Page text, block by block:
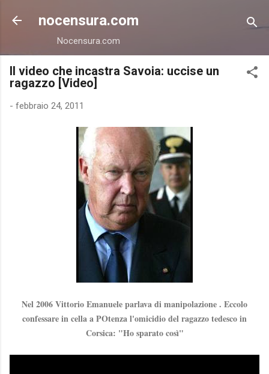
Passa ai contenuti principali
nocensura.com
Nocensura.com
Il video che incastra Savoia: uccise un
ragazzo [Video]
- febbraio 24, 2011
Nel 2006 Vittorio Emanuele parlava di manipolazione . Eccolo
confessare in cella a POtenza l'omicidio del ragazzo tedesco in
Corsica: "Ho sparato così"